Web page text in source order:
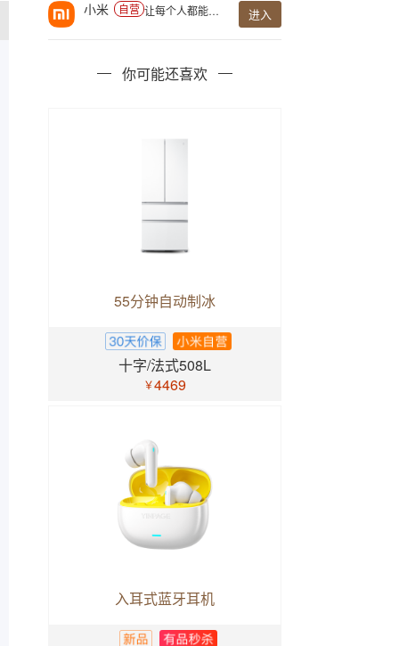
小米 自营 让每个人都能享受科技的乐趣 进入
你可能还喜欢
55分钟自动制冰
十字/法式508L
￥4469
入耳式蓝牙耳机